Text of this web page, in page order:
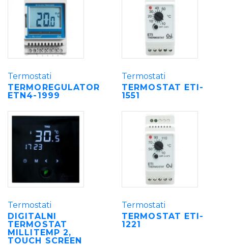
Termostati
TERMOREGULATOR
ETN4-1999
Termostati
TERMOSTAT ETI-
1551
Termostati
DIGITALNI
TERMOSTAT
MILLITEMP 2,
TOUCH SCREEN
Termostati
TERMOSTAT ETI-
1221